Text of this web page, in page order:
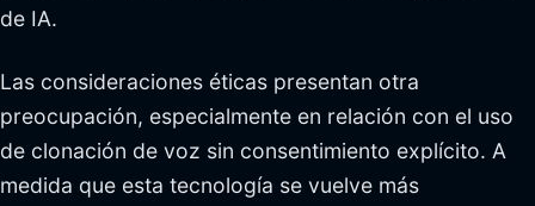
de IA.
Las consideraciones éticas presentan otra
preocupación, especialmente en relación con el uso
de clonación de voz sin consentimiento explícito. A
medida que esta tecnología se vuelve más